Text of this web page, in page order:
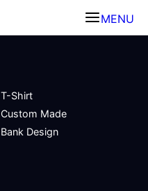
MENU
T-Shirt
Custom Made
Bank Design